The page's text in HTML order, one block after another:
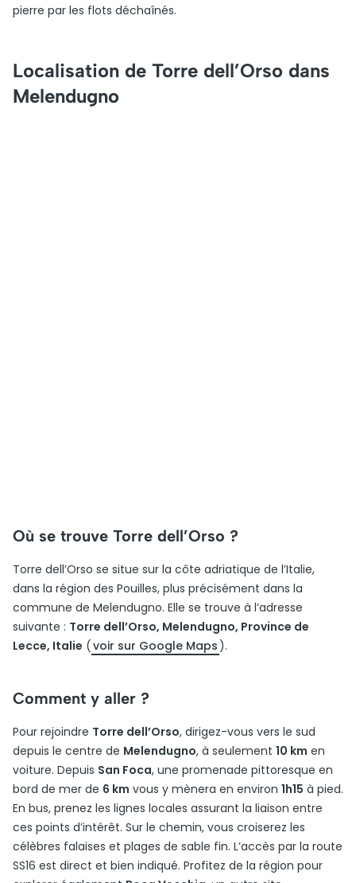
pierre par les flots déchaînés.
Localisation de Torre dell’Orso dans
Melendugno
Où se trouve Torre dell’Orso ?
Torre dell’Orso se situe sur la côte adriatique de l’Italie,
dans la région des Pouilles, plus précisément dans la
commune de Melendugno. Elle se trouve à l’adresse
suivante : Torre dell’Orso, Melendugno, Province de
Lecce, Italie (voir sur Google Maps ).
Comment y aller ?
Pour rejoindre Torre dell’Orso, dirigez-vous vers le sud
depuis le centre de Melendugno, à seulement 10 km en
voiture. Depuis San Foca, une promenade pittoresque en
bord de mer de 6 km vous y mènera en environ 1h15 à pied.
En bus, prenez les lignes locales assurant la liaison entre
ces points d’intérêt. Sur le chemin, vous croiserez les
célèbres falaises et plages de sable fin. L’accès par la route
SS16 est direct et bien indiqué. Profitez de la région pour